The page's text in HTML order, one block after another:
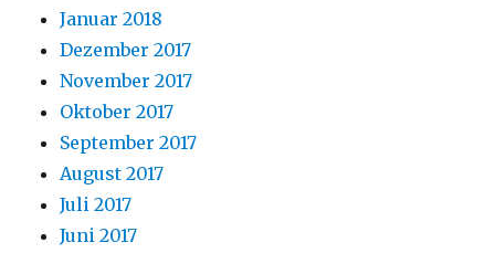
Januar 2018
Dezember 2017
November 2017
Oktober 2017
September 2017
August 2017
Juli 2017
Juni 2017